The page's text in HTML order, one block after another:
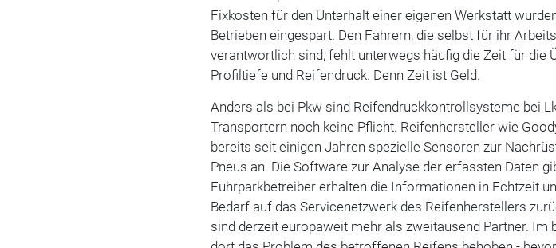
Fixkosten für den Unterhalt einer eigenen Werkstatt
Betrieben eingespart. Den Fahrern, die selbst für ihr
verantwortlich sind, fehlt unterwegs häufig die Zeit für die
Profiltiefe und Reifendruck. Denn Zeit ist Geld.
Anders als bei Pkw sind Reifendruckkontrollsysteme bei
Transportern noch keine Pflicht. Reifenhersteller wie
bereits seit einigen Jahren spezielle Sensoren zur
Pneus an. Die Software zur Analyse der erfassten Daten
Fuhrparkbetreiber erhalten die Informationen in Echtzeit
Bedarf auf das Servicenetzwerk des Reifenherstellers
sind derzeit europaweit mehr als zweitausend Partner. Im